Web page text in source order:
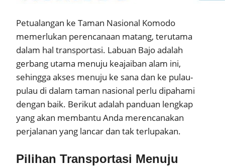
Petualangan ke Taman Nasional Komodo
memerlukan perencanaan matang, terutama
dalam hal transportasi. Labuan Bajo adalah
gerbang utama menuju keajaiban alam ini,
sehingga akses menuju ke sana dan ke pulau-
pulau di dalam taman nasional perlu dipahami
dengan baik. Berikut adalah panduan lengkap
yang akan membantu Anda merencanakan
perjalanan yang lancar dan tak terlupakan.
Pilihan Transportasi Menuju